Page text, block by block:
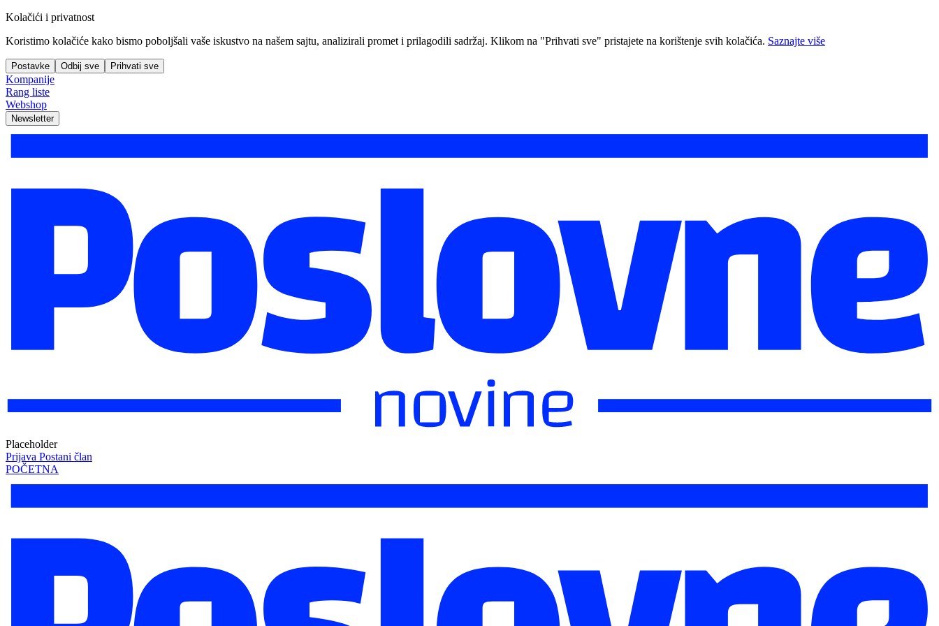
Kolačići i privatnost
Koristimo kolačiće kako bismo poboljšali vaše iskustvo na našem sajtu, analizirali promet i prilagodili sadržaj. Klikom na "Prihvati sve" pristajete na korištenje svih kolačića. Saznajte više
Postavke Odbij sve Prihvati sve
Kompanije
Rang liste
Webshop
Newsletter
Placeholder
Prijava Postani član
POČETNA